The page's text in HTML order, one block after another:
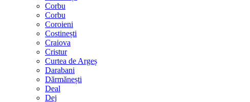
Corbu
Corbu
Coroieni
Costinești
Craiova
Cristur
Curtea de Argeș
Darabani
Dărmănești
Deal
Dej